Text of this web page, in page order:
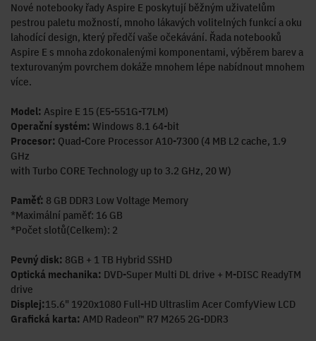
Nové notebooky řady Aspire E poskytují běžným uživatelům
pestrou paletu možností, mnoho lákavých volitelných funkcí a oku
lahodící design, který předčí vaše očekávání. Řada notebooků
Aspire E s mnoha zdokonalenými komponentami, výběrem barev a
texturovaným povrchem dokáže mnohem lépe nabídnout mnohem
více.
Model: Aspire E 15 (E5-551G-T7LM)
Operační systém: Windows 8.1 64-bit
Procesor: Quad-Core Processor A10-7300 (4 MB L2 cache, 1.9
GHz
with Turbo CORE Technology up to 3.2 GHz, 20 W)
Paměť: 8 GB DDR3 Low Voltage Memory
*Maximální paměť: 16 GB
*Počet slotů(Celkem): 2
Pevný disk: 8GB + 1 TB Hybrid SSHD
Optická mechanika: DVD-Super Multi DL drive + M-DISC ReadyTM
drive
Displej:15.6" 1920x1080 Full-HD Ultraslim Acer ComfyView LCD
Grafická karta: AMD Radeon™ R7 M265 2G-DDR3